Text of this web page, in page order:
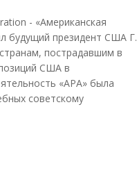
- «Американская
будущий президент США Г.
пострадавшим в
США в
«АРА» была
советскому